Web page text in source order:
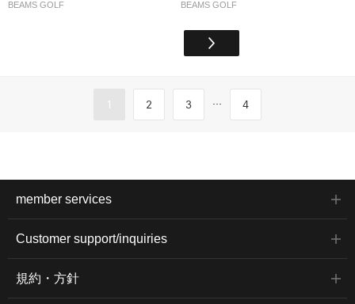
BEAMS GOLF BEAMS GOLF
1 2 3 ... 4
member services
Customer support/inquiries
規約・方針